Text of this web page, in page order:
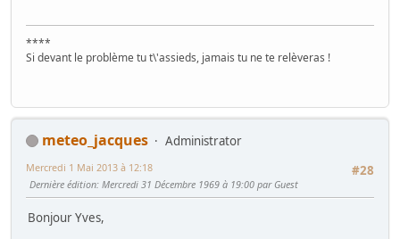
****
Si devant le problème tu t\'assieds, jamais tu ne te relèveras !
meteo_jacques
Administrator
#28
Mercredi 1 Mai 2013 à 12:18
Dernière édition: Mercredi 31 Décembre 1969 à 19:00 par Guest
Bonjour Yves,